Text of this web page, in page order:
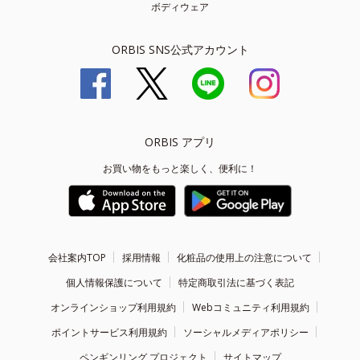
ボディウェア
ORBIS SNS公式アカウント
ORBIS アプリ
お買い物をもっと楽しく、便利に！
会社案内TOP 採用情報
化粧品の使用上の注意について
個人情報保護について
特定商取引法に基づく表記
オンラインショップ利用規約
Webコミュニティ利用規約
ポイントサービス利用規約
ソーシャルメディアポリシー
ペンギンリング プロジェクト
サイトマップ